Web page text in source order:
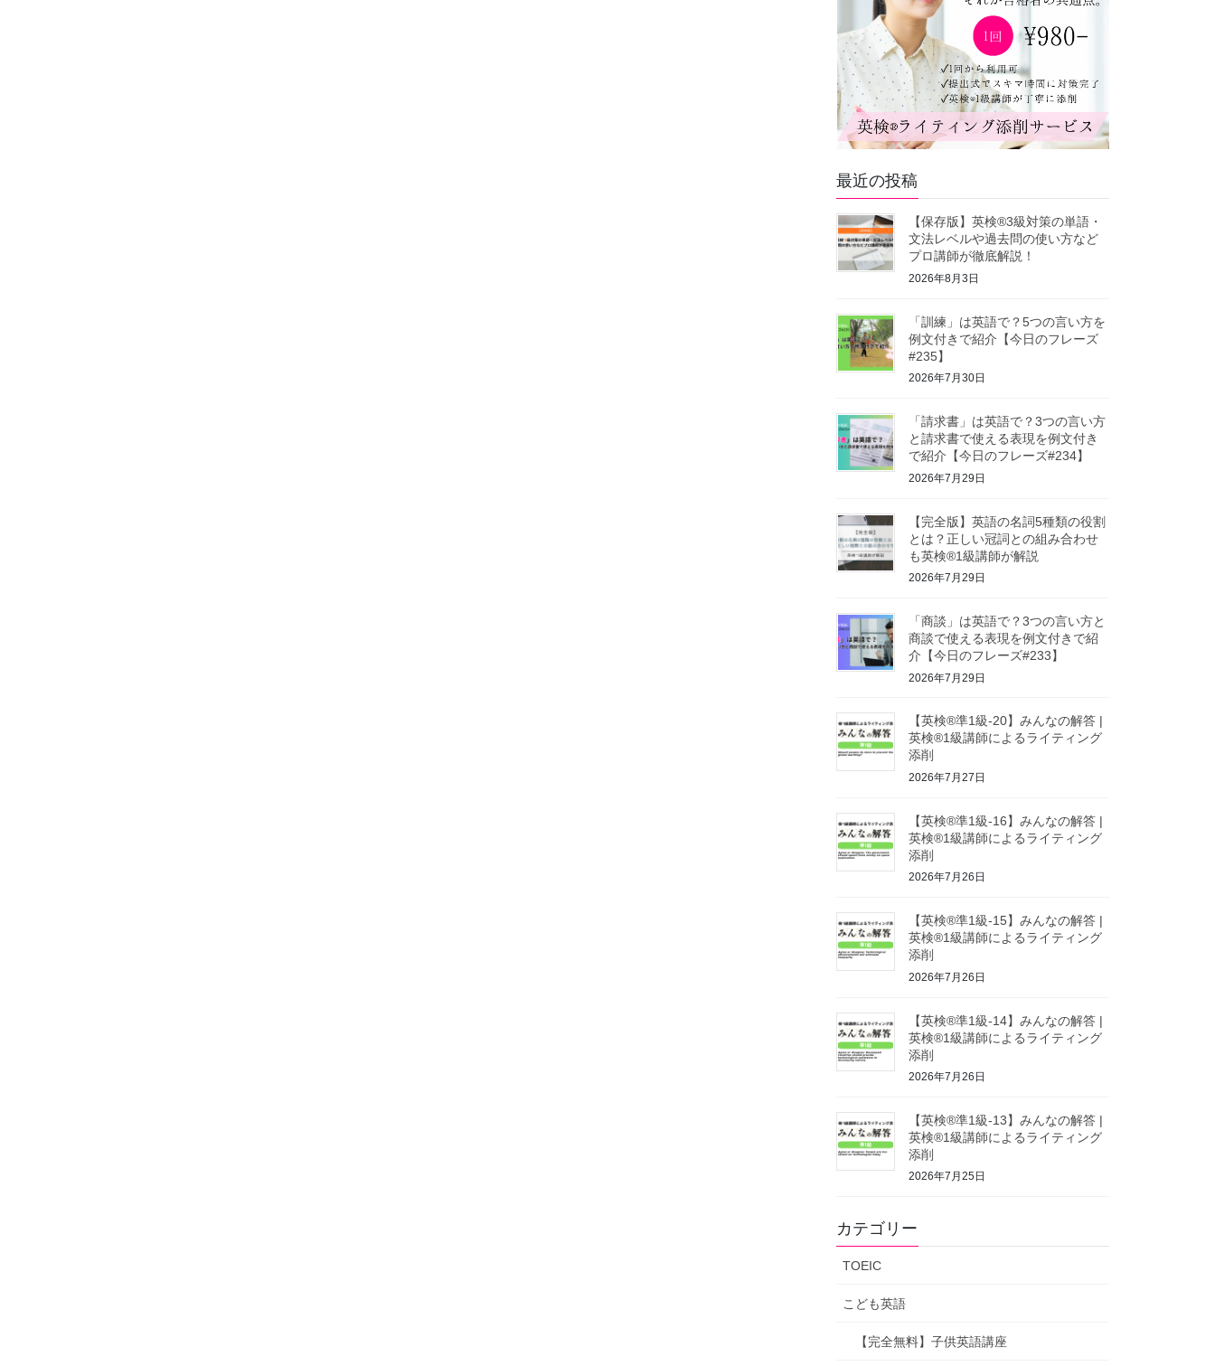
最近の投稿
【保存版】英検®3級対策の単語・
文法レベルや過去問の使い方など
プロ講師が徹底解説！
2026年8月3日
「訓練」は英語で？5つの言い方を
例文付きで紹介【今日のフレーズ
#235】
2026年7月30日
「請求書」は英語で？3つの言い方
と請求書で使える表現を例文付き
で紹介【今日のフレーズ#234】
2026年7月29日
【完全版】英語の名詞5種類の役割
とは？正しい冠詞との組み合わせ
も英検®1級講師が解説
2026年7月29日
「商談」は英語で？3つの言い方と
商談で使える表現を例文付きで紹
介【今日のフレーズ#233】
2026年7月29日
【英検®準1級-20】みんなの解答 |
英検®1級講師によるライティング
添削
2026年7月27日
【英検®準1級-16】みんなの解答 |
英検®1級講師によるライティング
添削
2026年7月26日
【英検®準1級-15】みんなの解答 |
英検®1級講師によるライティング
添削
2026年7月26日
【英検®準1級-14】みんなの解答 |
英検®1級講師によるライティング
添削
2026年7月26日
【英検®準1級-13】みんなの解答 |
英検®1級講師によるライティング
添削
2026年7月25日
カテゴリー
TOEIC
こども英語
【完全無料】子供英語講座